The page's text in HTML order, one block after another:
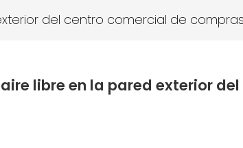
del centro comercial de compras
libre en la pared exterior